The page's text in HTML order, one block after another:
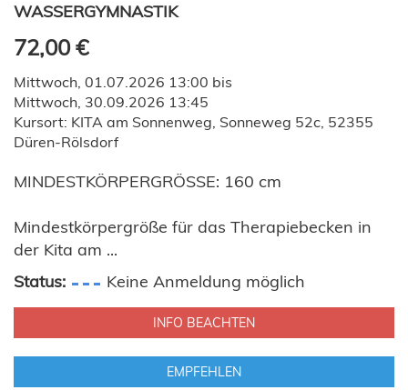
WASSERGYMNASTIK
72,00 €
Mittwoch, 01.07.2026 13:00 bis
Mittwoch, 30.09.2026 13:45
Kursort: KITA am Sonnenweg, Sonneweg 52c, 52355
Düren-Rölsdorf
MINDESTKÖRPERGRÖSSE: 160 cm
Mindestkörpergröße für das Therapiebecken in
der Kita am ...
Status:
Keine Anmeldung möglich
INFO BEACHTEN
EMPFEHLEN